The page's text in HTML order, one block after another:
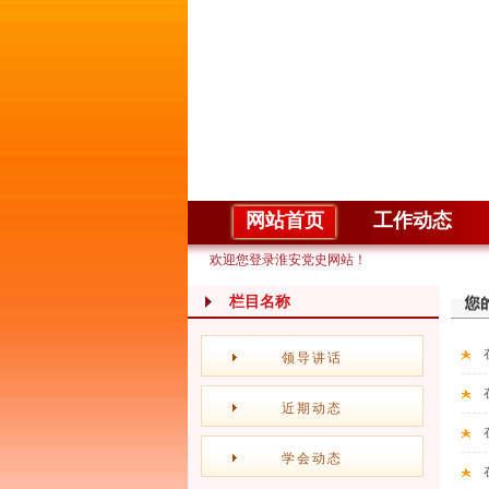
网站首页 工作动态
欢迎您登录淮安党史网站！
栏目名称
领导讲话
近期动态
学会动态